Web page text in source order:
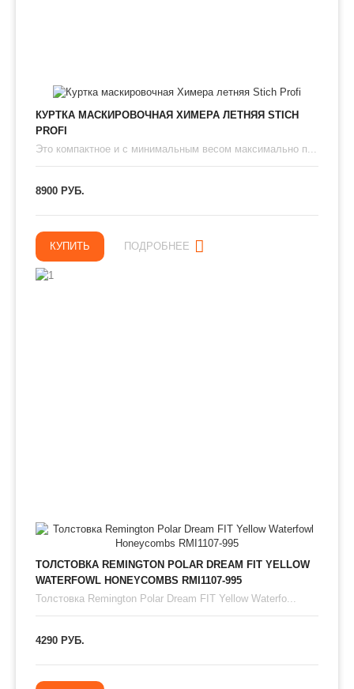
КУРТКА МАСКИРОВОЧНАЯ ХИМЕРА ЛЕТНЯЯ STICH
PROFI
Это компактное и с минимальным весом максимально п...
8900 РУБ.
КУПИТЬ ПОДРОБНЕЕ
ТОЛСТОВКА REMINGTON POLAR DREAM FIT YELLOW
WATERFOWL HONEYCOMBS RMI1107-995
Толстовка Remington Polar Dream FIT Yellow Waterfo...
4290 РУБ.